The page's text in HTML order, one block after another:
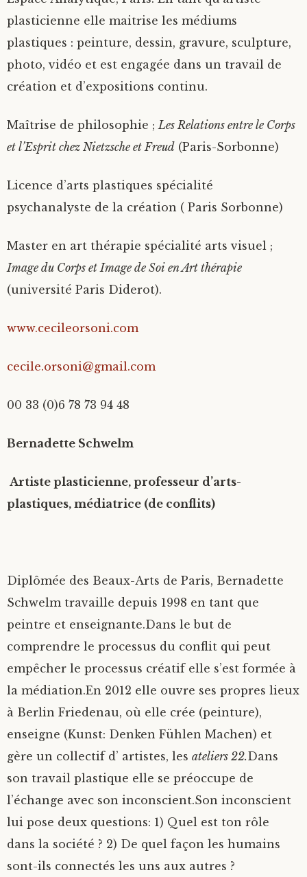
plasticienne elle maitrise les médiums
plastiques : peinture, dessin, gravure, sculpture,
photo, vidéo et est engagée dans un travail de
création et d’expositions continu.
Maîtrise de philosophie ;Les Relations entre le Corps
et l’Esprit chez Nietzsche et Freud (Paris-Sorbonne)
Licence d’arts plastiques spécialité
psychanalyste de la création ( Paris Sorbonne)
Master en art thérapie spécialité arts visuel ;
Image du Corps et Image de Soi en Art thérapie
(université Paris Diderot).
www.cecileorsoni.com
cecile.orsoni@gmail.com
00 33 (0)6 78 73 94 48
Bernadette Schwelm
Artiste plasticienne, professeur d’arts-
plastiques, médiatrice (de conflits)
Diplômée des Beaux-Arts de Paris, Bernadette
Schwelm travaille depuis 1998 en tant que
peintre et enseignante.Dans le but de
comprendre le processus du conflit qui peut
empêcher le processus créatif elle s’est formée à
la médiation.En 2012 elle ouvre ses propres lieux
à Berlin Friedenau, où elle crée (peinture),
enseigne (Kunst: Denken Fühlen Machen) et
gère un collectif d’ artistes, les ateliers 22.Dans
son travail plastique elle se préoccupe de
l’échange avec son inconscient.Son inconscient
lui pose deux questions: 1) Quel est ton rôle
dans la société ? 2) De quel façon les humains
sont-ils connectés les uns aux autres ?